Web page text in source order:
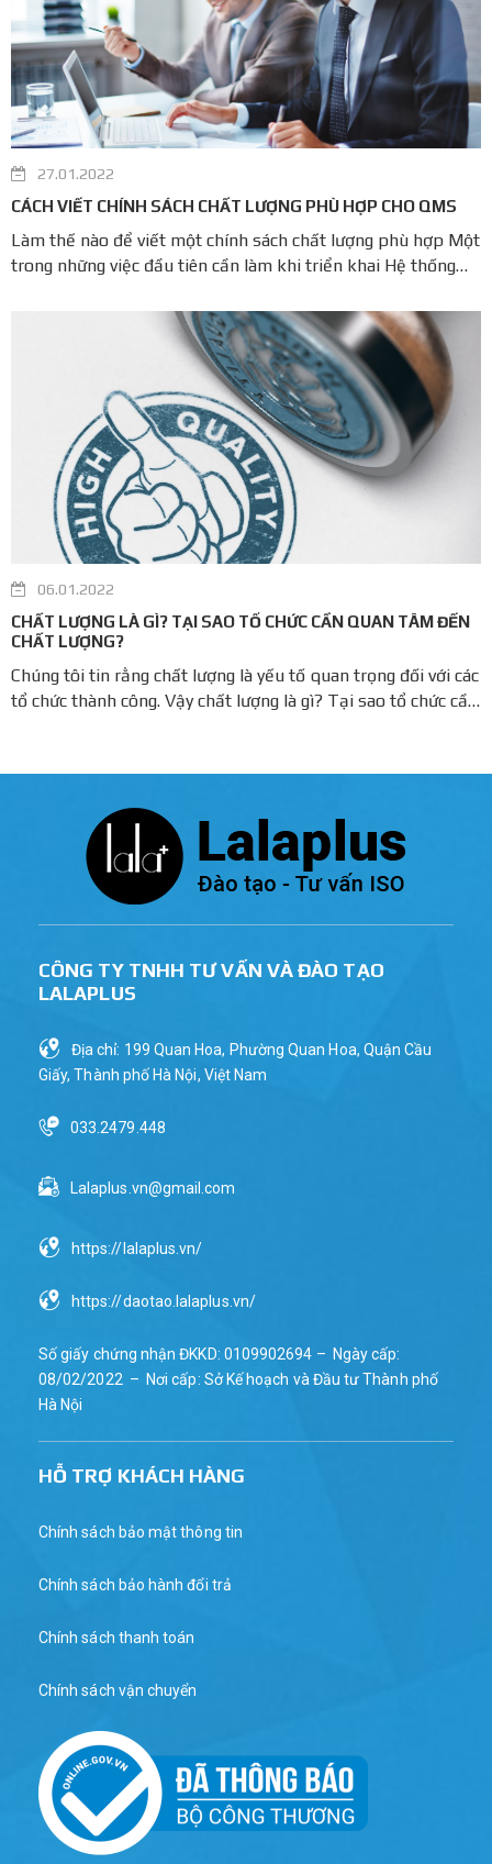
27.01.2022
CÁCH VIẾT CHÍNH SÁCH CHẤT LƯỢNG PHÙ HỢP CHO QMS
Làm thế nào để viết một chính sách chất lượng phù hợp Một
trong những việc đầu tiên cần làm khi triển khai Hệ thống
sách chất lượng cho công ty của bạn. Sẽ có nhiều cách khác
nhau và một số người ...
06.01.2022
CHẤT LƯỢNG LÀ GÌ? TẠI SAO TỔ CHỨC CẦN QUAN TÂM ĐẾN
CHẤT LƯỢNG?
Chúng tôi tin rằng chất lượng là yếu tố quan trọng đối với các
tổ chức thành công. Vậy chất lượng là gì? Tại sao tổ chức cần
CÔNG TY TNHH TƯ VẤN VÀ ĐÀO TẠO
LALAPLUS
Địa chỉ: 199 Quan Hoa, Phường Quan Hoa, Quận Cầu
Giấy, Thành phố Hà Nội, Việt Nam
033.2479.448
Lalaplus.vn@gmail.com
https://lalaplus.vn/
https://daotao.lalaplus.vn/
Số giấy chứng nhận ĐKKD: 0109902694 – Ngày cấp:
08/02/2022 – Nơi cấp: Sở Kế hoạch và Đầu tư Thành phố
Hà Nội
HỖ TRỢ KHÁCH HÀNG
Chính sách bảo mật thông tin
Chính sách bảo hành đổi trả
Chính sách thanh toán
Chính sách vận chuyển